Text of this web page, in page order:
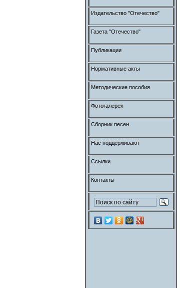
Издательство "Отечество"
Газета "Отечество"
Публикации
Нормативные акты
Методические пособия
Фотогалерея
Сборник песен
Нас поддерживают
Ссылки
Контакты